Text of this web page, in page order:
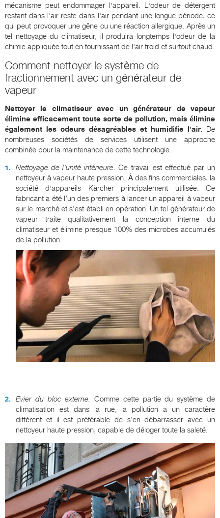
mécanisme peut endommager l'appareil. L'odeur de détergent
restant dans l'air reste dans l'air pendant une longue période, ce
qui peut provoquer une gêne ou une réaction allergique. Après un
tel nettoyage du climatiseur, il produira longtemps l'odeur de la
chimie appliquée tout en fournissant de l'air froid et surtout chaud.
Comment nettoyer le système de
fractionnement avec un générateur de
vapeur
Nettoyer le climatiseur avec un générateur de vapeur
élimine efficacement toute sorte de pollution, mais élimine
également les odeurs désagréables et humidifie l'air. De
nombreuses sociétés de services utilisent une approche
combinée pour la maintenance de cette technologie.
Nettoyage de l'unité intérieure. Ce travail est effectué par un
nettoyeur à vapeur haute pression. À des fins commerciales, la
société d'appareils Kärcher principalement utilisée. Ce
fabricant a été l’un des premiers à lancer un appareil à vapeur
sur le marché et s’est établi en opération. Un tel générateur de
vapeur traite qualitativement la conception interne du
climatiseur et élimine presque 100% des microbes accumulés
de la pollution.
Evier du bloc externe. Comme cette partie du système de
climatisation est dans la rue, la pollution a un caractère
différent et il est préférable de s'en débarrasser avec un
nettoyeur haute pression, capable de déloger toute la saleté.